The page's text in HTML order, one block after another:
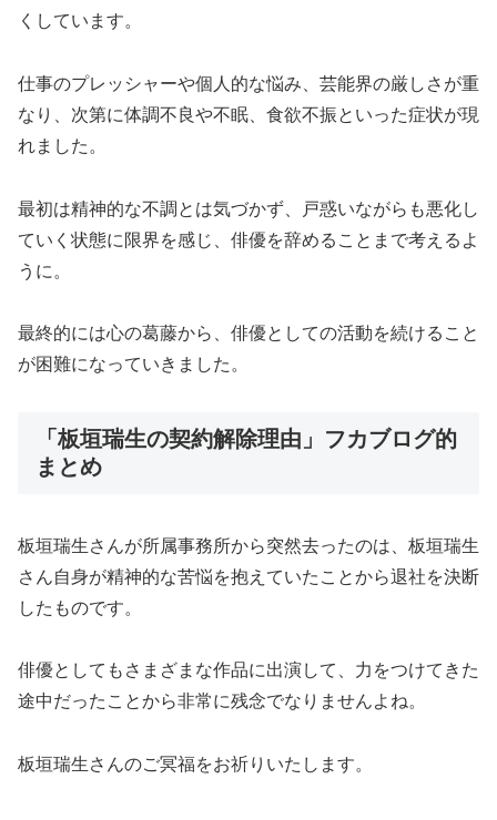
くしています。
仕事のプレッシャーや個人的な悩み、芸能界の厳しさが重
なり、次第に体調不良や不眠、食欲不振といった症状が現
れました。
最初は精神的な不調とは気づかず、戸惑いながらも悪化し
ていく状態に限界を感じ、俳優を辞めることまで考えるよ
うに。
最終的には心の葛藤から、俳優としての活動を続けること
が困難になっていきました。
「板垣瑞生の契約解除理由」フカブログ的
まとめ
板垣瑞生さんが所属事務所から突然去ったのは、板垣瑞生
さん自身が精神的な苦悩を抱えていたことから退社を決断
したものです。
俳優としてもさまざまな作品に出演して、力をつけてきた
途中だったことから非常に残念でなりませんよね。
板垣瑞生さんのご冥福をお祈りいたします。